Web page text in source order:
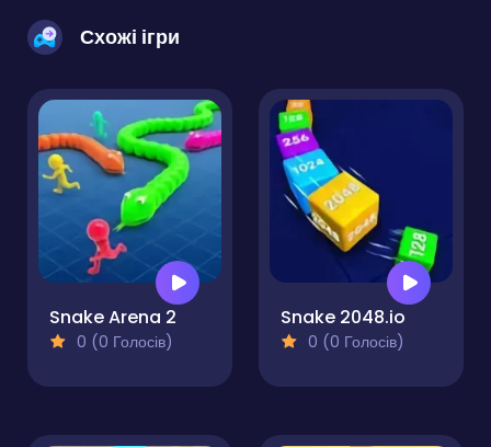
Схожі ігри
Snake Arena 2
0 (0 Голосів)
Snake 2048.io
0 (0 Голосів)